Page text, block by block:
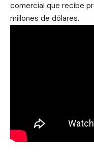
comercial que recibe
millones de dólares.